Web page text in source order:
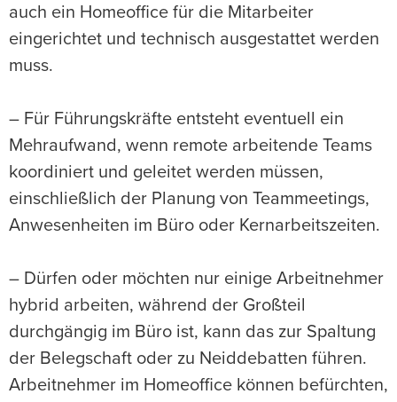
auch ein Homeoffice für die Mitarbeiter
eingerichtet und technisch ausgestattet werden
muss.
– Für Führungskräfte entsteht eventuell ein
Mehraufwand, wenn remote arbeitende Teams
koordiniert und geleitet werden müssen,
einschließlich der Planung von Teammeetings,
Anwesenheiten im Büro oder Kernarbeitszeiten.
– Dürfen oder möchten nur einige Arbeitnehmer
hybrid arbeiten, während der Großteil
durchgängig im Büro ist, kann das zur Spaltung
der Belegschaft oder zu Neiddebatten führen.
Arbeitnehmer im Homeoffice können befürchten,